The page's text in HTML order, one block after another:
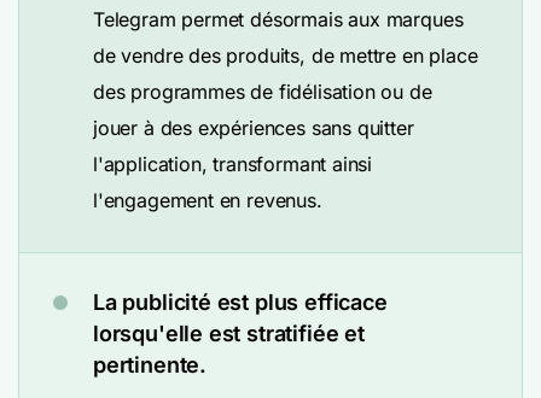
Telegram permet désormais aux marques
de vendre des produits, de mettre en place
des programmes de fidélisation ou de
jouer à des expériences sans quitter
l'application, transformant ainsi
l'engagement en revenus.
La publicité est plus efficace
lorsqu'elle est stratifiée et
pertinente.